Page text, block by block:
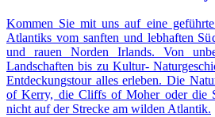
Kommen Sie mit uns auf eine geführte
Atlantiks vom sanften und lebhaften
und rauen Norden Irlands. Von
Landschaften bis zu Kultur-
Entdeckungstour alles erleben. Die
of Kerry, die Cliffs of Moher oder die
nicht auf der Strecke am wilden Atlantik.